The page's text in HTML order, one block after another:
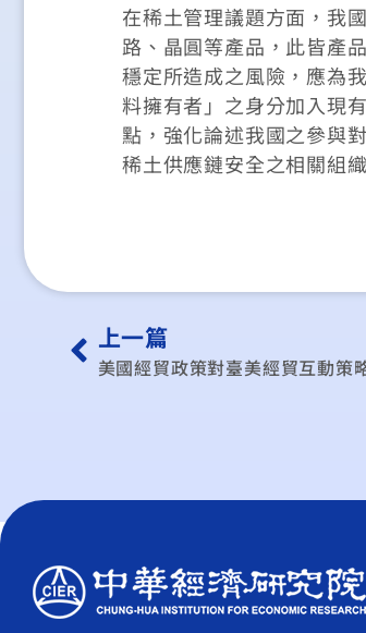
在稀土管理議題方面，我
路、晶圓等產品，此皆產
穩定所造成之風險，應為
料擁有者」之身分加入現
點，強化論述我國之參與
稀土供應鏈安全之相關組
上一篇
美國經貿政策對臺美經貿互動策